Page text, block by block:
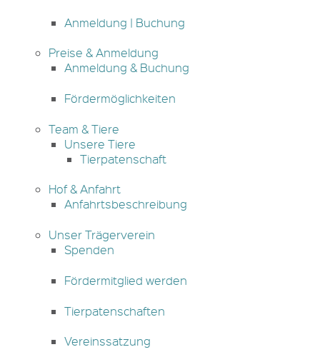
Anmeldung | Buchung
Preise & Anmeldung
Anmeldung & Buchung
Fördermöglichkeiten
Team & Tiere
Unsere Tiere
Tierpatenschaft
Hof & Anfahrt
Anfahrtsbeschreibung
Unser Trägerverein
Spenden
Fördermitglied werden
Tierpatenschaften
Vereinssatzung